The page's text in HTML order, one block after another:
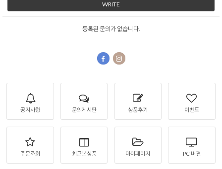
WRITE
등록된 문의가 없습니다.
공지사항 문의게시판 상품후기 이벤트
주문조회 최근본상품 마이페이지 PC 버젼